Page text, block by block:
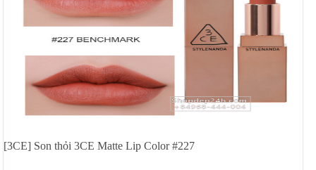
[3CE] Son thỏi 3CE Matte Lip Color #227